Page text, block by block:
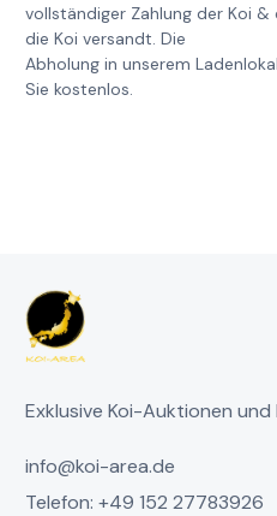
vollständiger Zahlung der Koi
die Koi versandt. Die
Abholung in unserem
Sie kostenlos.
Exklusive Koi-Auktionen und
info@koi-area.de
Telefon: +49 152 27783926